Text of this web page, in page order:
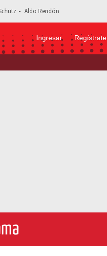
Aldo Rendón
Ingresar Regístrate